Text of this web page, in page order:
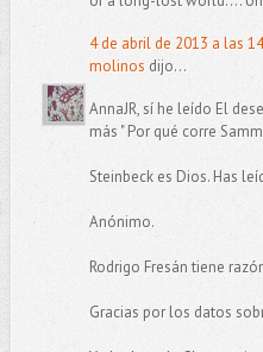
4 de abril de 2013 a las
molinos dijo...
AnnaJR, sí he leído El
más " Por qué corre
Steinbeck es Dios. Has
Anónimo.
Rodrigo Fresán tiene
Gracias por los datos